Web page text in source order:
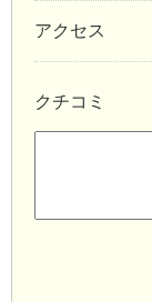
アクセス
クチコミ